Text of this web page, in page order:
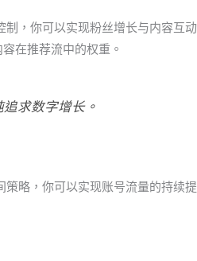
，你可以实现粉丝增长与内容互动
在推荐流中的权重。
求数字增长。
略，你可以实现账号流量的持续提